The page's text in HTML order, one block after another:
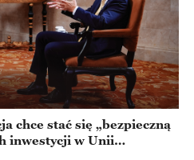
chce stać się „bezpieczną
inwestycji w Unii